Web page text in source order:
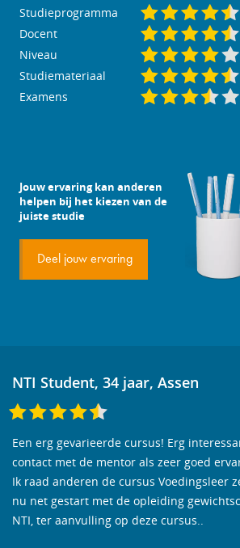
Studieprogramma
Docent
Niveau
Studiemateriaal
Examens
Jouw ervaring kan anderen
helpen bij het kiezen van de
juiste studie
Deel jouw ervaring
NTI Student, 34 jaar, Assen
Een erg gevarieerde cursus! Erg
contact met de mentor als zeer goed
Ik raad anderen de cursus Voedingsleer
nu net gestart met de opleiding
NTI, ter aanvulling op deze cursus..